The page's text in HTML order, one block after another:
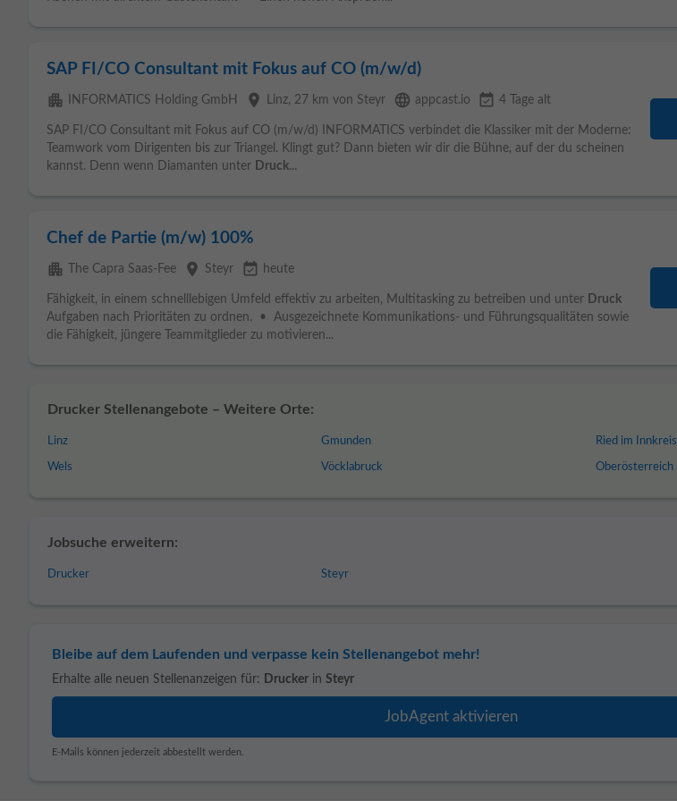
SAP FI/CO Consultant mit Fokus auf CO (m/w/d)
apartment INFORMATICS Holding GmbH place Linz, 27 km von Steyr language appcast.io event_available 4 Tage alt
SAP FI/CO Consultant mit Fokus auf CO (m/w/d) INFORMATICS verbindet die Klassiker mit der Moderne:
Teamwork vom Dirigenten bis zur Triangel. Klingt gut? Dann bieten wir dir die Bühne, auf der du scheinen
kannst. Denn wenn Diamanten unter Druck...
Chef de Partie (m/w) 100%
apartment The Capra Saas-Fee place Steyr event_available heute
Fähigkeit, in einem schnelllebigen Umfeld effektiv zu arbeiten, Multitasking zu betreiben und unter Druck
Aufgaben nach Prioritäten zu ordnen. • Ausgezeichnete Kommunikations- und Führungsqualitäten sowie
die Fähigkeit, jüngere Teammitglieder zu motivieren...
Drucker Stellenangebote – Weitere Orte:
Linz
Wels
Gmunden
Vöcklabruck
Ried im Innkreis
Oberösterreich
Jobsuche erweitern:
Drucker Steyr
Bleibe auf dem Laufenden und verpasse kein Stellenangebot mehr!
Erhalte alle neuen Stellenanzeigen für: Drucker in Steyr
E-Mails können jederzeit abbestellt werden.